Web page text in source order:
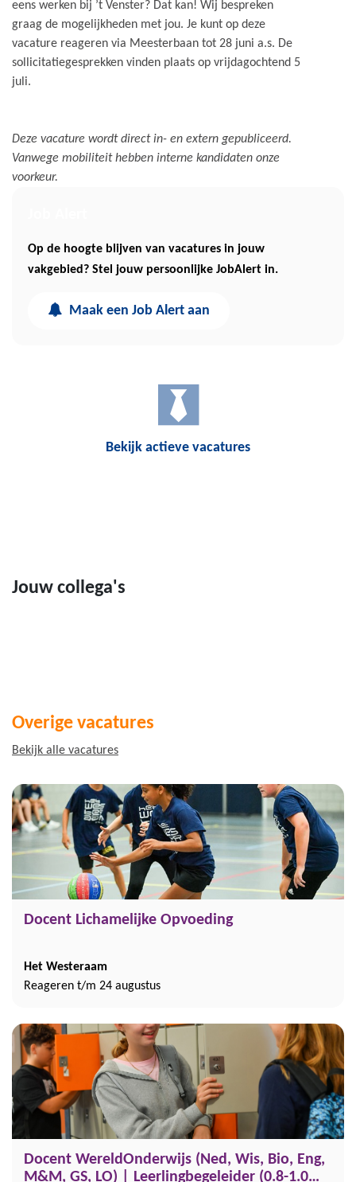
eens werken bij ’t Venster? Dat kan! Wij bespreken
graag de mogelijkheden met jou. Je kunt op deze
vacature reageren via Meesterbaan tot 28 juni a.s. De
sollicitatiegesprekken vinden plaats op vrijdagochtend 5
juli.
Deze vacature wordt direct in- en extern gepubliceerd.
Vanwege mobiliteit hebben interne kandidaten onze
voorkeur.
Op de hoogte blijven van vacatures in jouw
vakgebied? Stel jouw persoonlijke JobAlert in.
Maak een Job Alert aan
Bekijk actieve vacatures
Jouw collega's
Overige vacatures
Bekijk alle vacatures
Docent Lichamelijke Opvoeding
Het Westeraam
Reageren t/m 24 augustus
Docent WereldOnderwijs (Ned, Wis, Bio, Eng,
M&M, GS, LO) | Leerlingbegeleider (0.8-1.0